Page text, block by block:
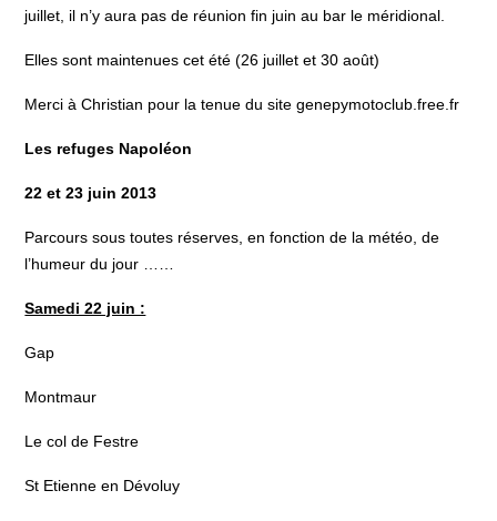
juillet, il n’y aura pas de réunion fin juin au bar le méridional.
Elles sont maintenues cet été (26 juillet et 30 août)
Merci à Christian pour la tenue du site genepymotoclub.free.fr
Les refuges Napoléon
22 et 23 juin 2013
Parcours sous toutes réserves, en fonction de la météo, de
l’humeur du jour ……
Samedi 22 juin :
Gap
Montmaur
Le col de Festre
St Etienne en Dévoluy